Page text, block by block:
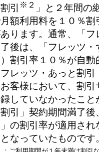
引
※２
」と２年間の
額利用料を１０％割
ります。通常、「フ
後は、「フレッツ・
割引率１０％が自動
レッツ・あっと割引
客様において、割引
していなかったこと
割引」契約期間満了
の割引率が適用され
なっていたものです